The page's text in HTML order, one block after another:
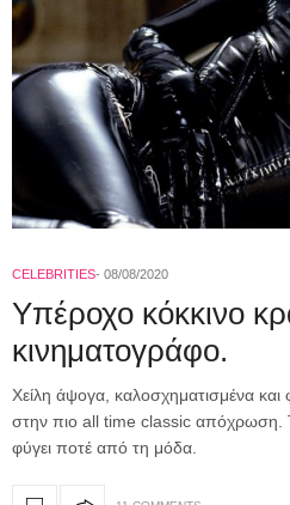
CELEBRITIES 08/08/2020
Yπέροχο κόκκινο
κινηματογράφο.
Χείλη άψογα, καλοσχηματισμένα και
στην πιο all time classic απόχρωση.
φύγει ποτέ από τη μόδα.